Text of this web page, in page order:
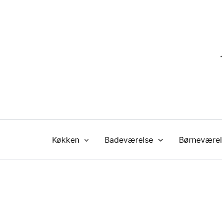
Køkken Badeværelse